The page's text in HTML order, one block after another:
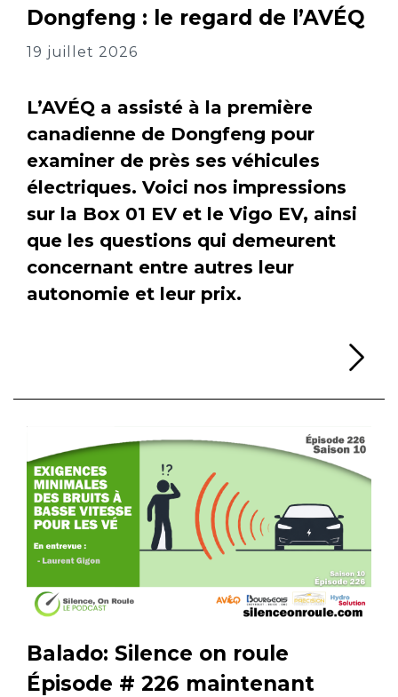
Dongfeng : le regard de l’AVÉQ
19 juillet 2026
L’AVÉQ a assisté à la première
canadienne de Dongfeng pour
examiner de près ses véhicules
électriques. Voici nos impressions
sur la Box 01 EV et le Vigo EV, ainsi
que les questions qui demeurent
concernant entre autres leur
autonomie et leur prix.
Balado: Silence on roule
Épisode # 226 maintenant